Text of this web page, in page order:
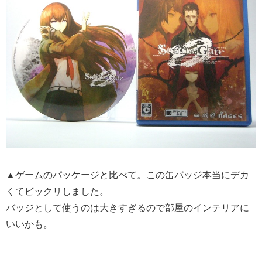
▲ゲームのパッケージと比べて。この缶バッジ本当にデカ
くてビックリしました。
バッジとして使うのは大きすぎるので部屋のインテリアに
いいかも。